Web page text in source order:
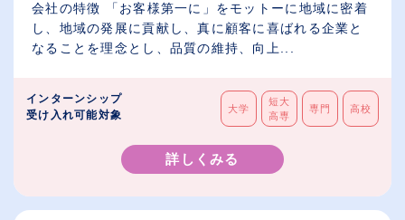
会社の特徴 「お客様第一に」をモットーに地域に密着
し、地域の発展に貢献し、真に顧客に喜ばれる企業と
なることを理念とし、品質の維持、向上...
インターンシップ
受け入れ可能対象
大学
短大
高専
専門 高校
詳しくみる